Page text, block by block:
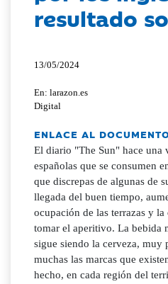
resultado
13/05/2024
En: larazon.es
Digital
ENLACE AL
El diario "The Sun" hace una
españolas que se consumen
que discrepas de algunas de
llegada del buen tiempo,
ocupación de las terrazas y
tomar el aperitivo. La bebida
sigue siendo la cerveza, muy
muchas las marcas que
hecho, en cada región del